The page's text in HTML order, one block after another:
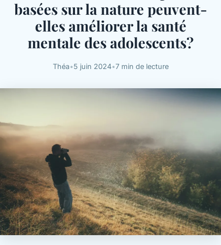
basées sur la nature peuvent-
elles améliorer la santé
mentale des adolescents?
Théa•5 juin 2024•7 min de lecture